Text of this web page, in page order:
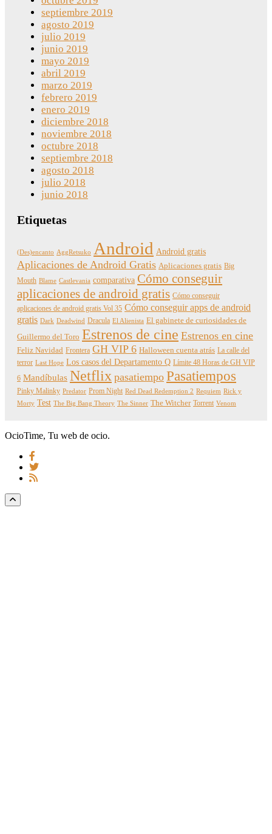
septiembre 2019
agosto 2019
julio 2019
junio 2019
mayo 2019
abril 2019
marzo 2019
febrero 2019
enero 2019
diciembre 2018
noviembre 2018
octubre 2018
septiembre 2018
agosto 2018
julio 2018
junio 2018
Etiquetas
(Des)encanto AggRetsuko Android Android gratis
Aplicaciones de Android Gratis Aplicaciones gratis Big
Mouth Blame Castlevania comparativa Cómo conseguir
aplicaciones de android gratis Cómo conseguir
aplicaciones de android gratis Vol 35 Cómo conseguir apps de android
gratis Dark Deadwind Dracula El Alienista El gabinete de curiosidades de
Guillermo del Toro Estrenos de cine Estrenos en cine
Feliz Navidad Frontera GH VIP 6 Halloween cuenta atrás La calle del
terror Last Hope Los casos del Departamento Q Límite 48 Horas de GH VIP
6 Mandíbulas Netflix pasatiempo Pasatiempos
Pinky Malinky Predator Prom Night Red Dead Redemption 2 Requiem Rick y
Morty Test The Big Bang Theory The Sinner The Witcher Torrent Venom
OcioTime, Tu web de ocio.